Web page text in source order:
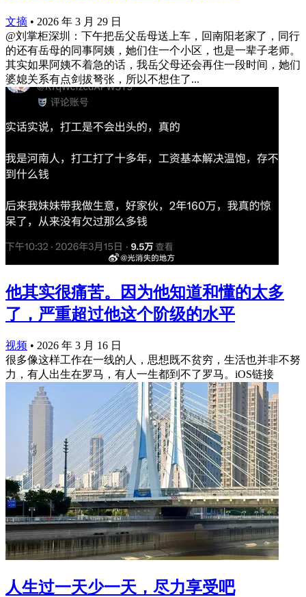
文摘 • 2026 年 3 月 29 日
@刘掌柜深圳：下午把岳父岳母送上车，回南阳老家了，同行
的还有岳母的同事阿姨，她们住一个小区，也是一辈子老师。
其实如果阿姨不着急的话，我岳父母还会再住一段时间，她们
婆媳关系有点剑拔弩张，所以不想住了...
他其实很痛苦。因为他知道和懂的太多
了，严重超过他这个阶级的水平
视频 • 2026 年 3 月 16 日
很多像这样工作在一线的人，思想既不贫穷，生活也并非不努
力，有人出生在罗马，有人一生都到不了罗马。iOS链接
人生过一天少一天，尽力享受吧